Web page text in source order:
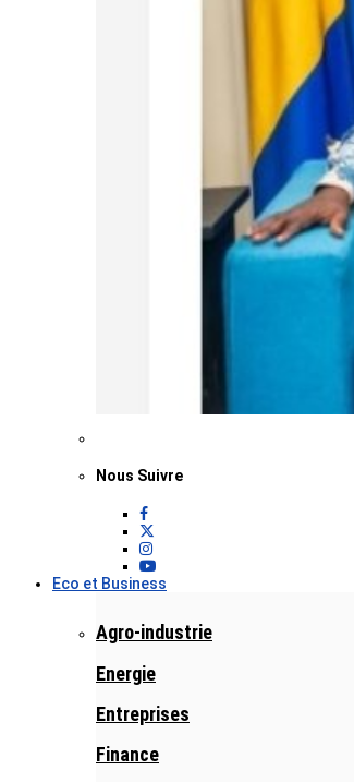
Nous Suivre
Eco et Business
Agro-industrie
Energie
Entreprises
Finance